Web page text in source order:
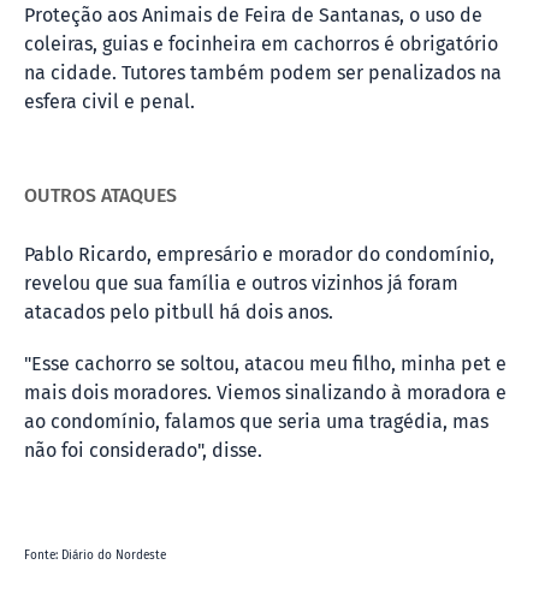
Proteção aos Animais de Feira de Santanas, o uso de
coleiras, guias e focinheira em cachorros é obrigatório
na cidade. Tutores também podem ser penalizados na
esfera civil e penal.
OUTROS ATAQUES
Pablo Ricardo, empresário e morador do condomínio,
revelou que sua família e outros vizinhos já foram
atacados pelo pitbull há dois anos.
"Esse cachorro se soltou, atacou meu filho, minha pet e
mais dois moradores. Viemos sinalizando à moradora e
ao condomínio, falamos que seria uma tragédia, mas
não foi considerado", disse.
Fonte: Diário do Nordeste